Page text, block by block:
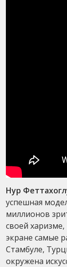
Нур
успешная
миллионов
своей
экране самые
Стамбуле,
окружена